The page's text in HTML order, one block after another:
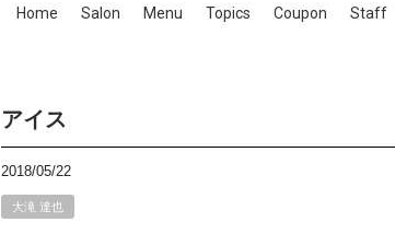
Home Salon Menu Topics Coupon Staff
アイス
2018/05/22
大滝 達也